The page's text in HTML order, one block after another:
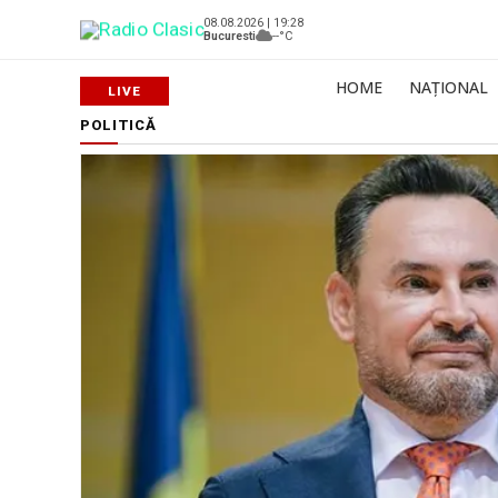
08.08.2026 | 19:28
Bucuresti
--°C
HOME NAȚIONAL
POLITICĂ